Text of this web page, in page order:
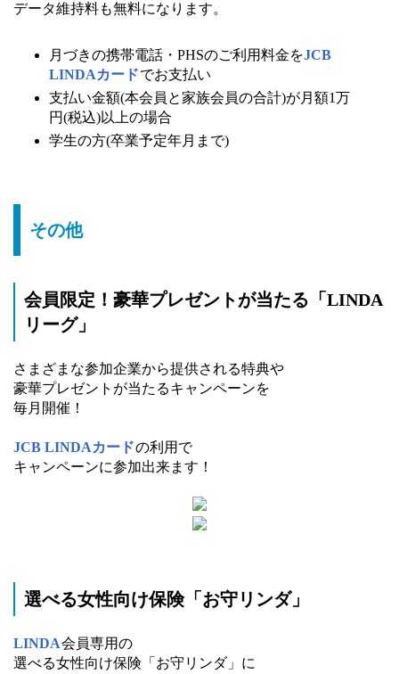
データ維持料も無料になります。
月づきの携帯電話・PHSのご利用料金をJCB
LINDAカードでお支払い
支払い金額(本会員と家族会員の合計)が月額1万
円(税込)以上の場合
学生の方(卒業予定年月まで)
その他
会員限定！豪華プレゼントが当たる「LINDA
リーグ」
さまざまな参加企業から提供される特典や
豪華プレゼントが当たるキャンペーンを
毎月開催！
JCB LINDAカードの利用で
キャンペーンに参加出来ます！
選べる女性向け保険「お守リンダ」
LINDA会員専用の
選べる女性向け保険「お守リンダ」に